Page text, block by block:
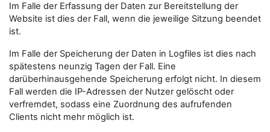
Im Falle der Erfassung der Daten zur Bereitstellung der
Website ist dies der Fall, wenn die jeweilige Sitzung beendet
ist.
Im Falle der Speicherung der Daten in Logfiles ist dies nach
spätestens neunzig Tagen der Fall. Eine
darüberhinausgehende Speicherung erfolgt nicht. In diesem
Fall werden die IP-Adressen der Nutzer gelöscht oder
verfremdet, sodass eine Zuordnung des aufrufenden
Clients nicht mehr möglich ist.